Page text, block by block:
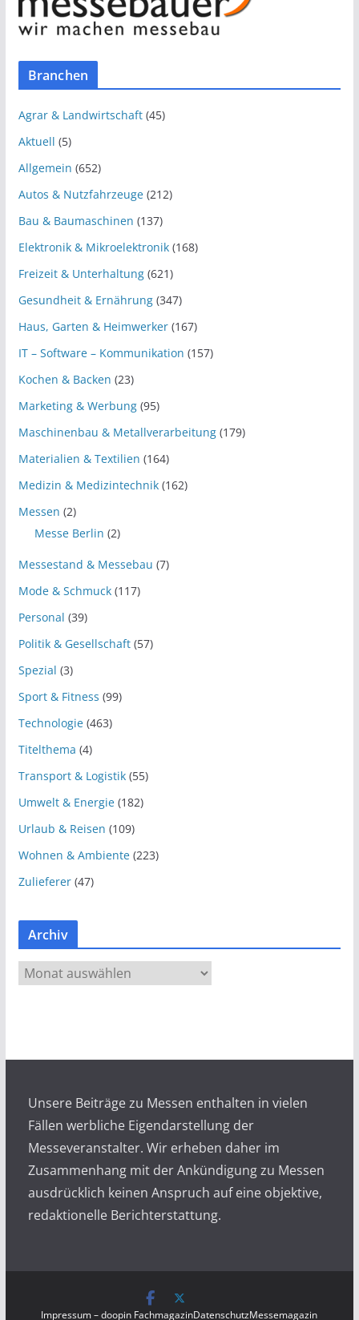
Branchen
Agrar & Landwirtschaft(45)
Aktuell (5)
Allgemein (652)
Autos & Nutzfahrzeuge(212)
Bau & Baumaschinen (137)
Elektronik & Mikroelektronik(168)
Freizeit & Unterhaltung(621)
Gesundheit & Ernährung(347)
Haus, Garten & Heimwerker(167)
IT – Software – Kommunikation (157)
Kochen & Backen (23)
Marketing & Werbung(95)
Maschinenbau & Metallverarbeitung(179)
Materialien & Textilien (164)
Medizin & Medizintechnik(162)
Messen (2)
Messe Berlin (2)
Messestand & Messebau (7)
Mode & Schmuck(117)
Personal (39)
Politik & Gesellschaft(57)
Spezial (3)
Sport & Fitness (99)
Technologie(463)
Titelthema (4)
Transport & Logistik(55)
Umwelt & Energie(182)
Urlaub & Reisen (109)
Wohnen & Ambiente(223)
Zulieferer(47)
Archiv
Unsere Beiträge zu Messen enthalten in vielen
Fällen werbliche Eigendarstellung der
Messeveranstalter. Wir erheben daher im
Zusammenhang mit der Ankündigung zu Messen
ausdrücklich keinen Anspruch auf eine objektive,
redaktionelle Berichterstattung.
Impressum – doopin FachmagazinDatenschutzMessemagazin